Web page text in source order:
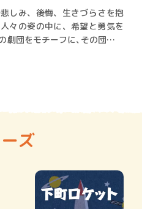
み、後悔、生きづらさを抱
々の姿の中に、希望と勇気を
団をモチーフに､その団員と
ズ